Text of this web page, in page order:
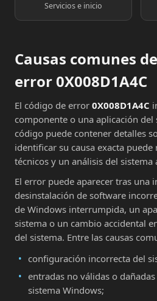
Servicios e inicio
Causas comunes
error 0X008D1A4C
El código de error 0X008D1A4C
componente o una aplicación del
código puede contener detalles
identificar su causa exacta
técnicos y un análisis del sistema
El error puede aparecer tras una
desinstalación de software
de Windows interrumpida, un
sistema o un cambio accidental
del sistema. Entre las causas
configuración incorrecta del
entradas no válidas o
sistema Windows;